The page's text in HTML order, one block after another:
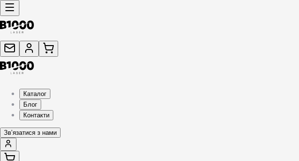
Каталог
Блог
Контакти
Звʼязатися з нами